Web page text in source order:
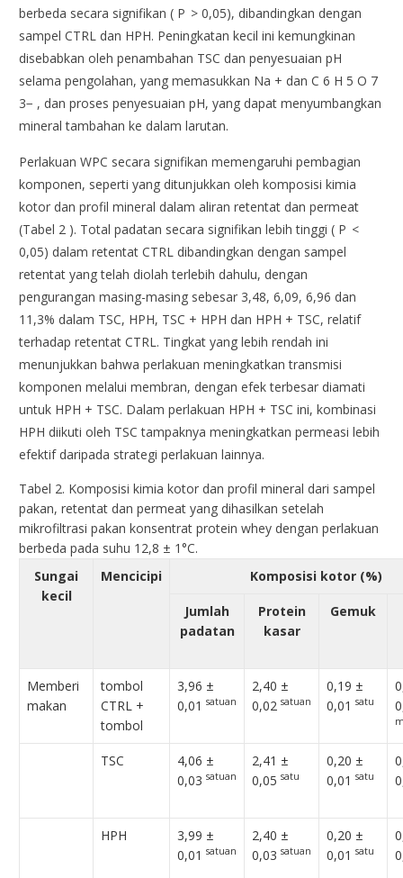
berbeda secara signifikan ( P > 0,05), dibandingkan dengan
sampel CTRL dan HPH. Peningkatan kecil ini kemungkinan
disebabkan oleh penambahan TSC dan penyesuaian pH
selama pengolahan, yang memasukkan Na + dan C 6 H 5 O 7
3− , dan proses penyesuaian pH, yang dapat menyumbangkan
mineral tambahan ke dalam larutan.
Perlakuan WPC secara signifikan memengaruhi pembagian
komponen, seperti yang ditunjukkan oleh komposisi kimia
kotor dan profil mineral dalam aliran retentat dan permeat
(Tabel 2 ). Total padatan secara signifikan lebih tinggi ( P <
0,05) dalam retentat CTRL dibandingkan dengan sampel
retentat yang telah diolah terlebih dahulu, dengan
pengurangan masing-masing sebesar 3,48, 6,09, 6,96 dan
11,3% dalam TSC, HPH, TSC + HPH dan HPH + TSC, relatif
terhadap retentat CTRL. Tingkat yang lebih rendah ini
menunjukkan bahwa perlakuan meningkatkan transmisi
komponen melalui membran, dengan efek terbesar diamati
untuk HPH + TSC. Dalam perlakuan HPH + TSC ini, kombinasi
HPH diikuti oleh TSC tampaknya meningkatkan permeasi lebih
efektif daripada strategi perlakuan lainnya.
Tabel 2. Komposisi kimia kotor dan profil mineral dari sampel
pakan, retentat dan permeat yang dihasilkan setelah
mikrofiltrasi pakan konsentrat protein whey dengan perlakuan
berbeda pada suhu 12,8 ± 1°C.
Sungai
kecil
Mencicipi Komposisi kotor (%)
Jumlah
padatan
Protein
kasar
Gemuk
Memberi
makan
tombol
CTRL +
tombol
3,96 ±
0,01satuan
2,40 ±
0,02satuan
0,19 ±
0,01satu
TSC
4,06 ±
0,03satuan
2,41 ±
0,05satu
0,20 ±
0,01satu
HPH
3,99 ±
0,01satuan
2,40 ±
0,03satuan
0,20 ±
0,01satu